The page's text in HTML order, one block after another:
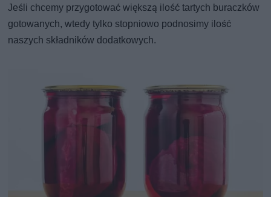
Jeśli chcemy przygotować większą ilość tartych buraczków
gotowanych, wtedy tylko stopniowo podnosimy ilość
naszych składników dodatkowych.